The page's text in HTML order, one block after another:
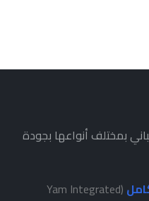
بمختلف أنواعها بجودة
(Yam Integrated